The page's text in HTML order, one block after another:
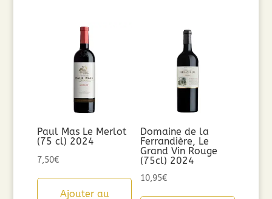
Paul Mas Le Merlot
(75 cl) 2024
7,50€
Ajouter au
Domaine de la
Ferrandière, Le
Grand Vin Rouge
(75cl) 2024
10,95€